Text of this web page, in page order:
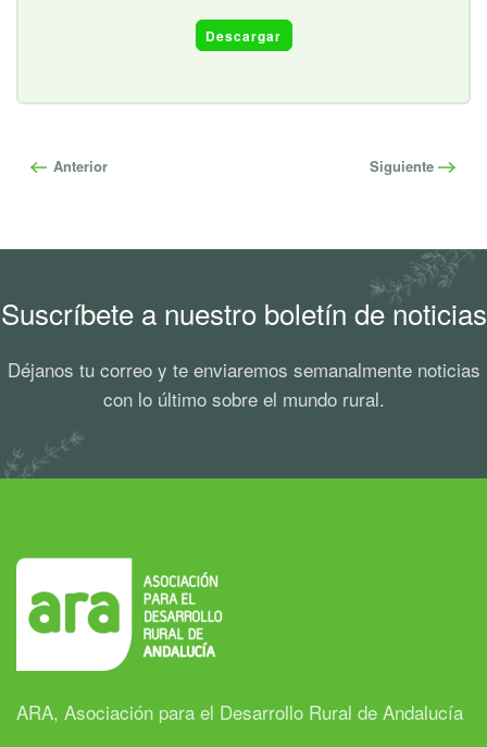
Descargar
Anterior Siguiente
Suscríbete a nuestro boletín de noticias
Déjanos tu correo y te enviaremos semanalmente noticias
con lo último sobre el mundo rural.
ARA, Asociación para el Desarrollo Rural de Andalucía